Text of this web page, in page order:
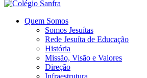
Quem Somos
Somos Jesuítas
Rede Jesuíta de Educação
História
Missão, Visão e Valores
Direção